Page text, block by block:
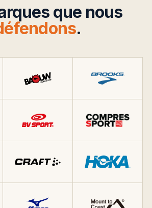
que nous
.